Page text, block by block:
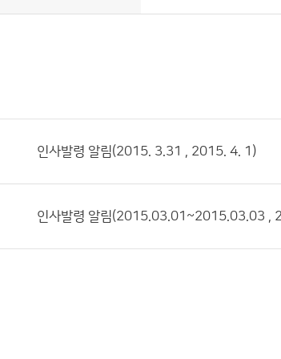
인사발령 알림(2015. 3.31 , 2015. 4. 1)
인사발령 알림(2015.03.01~2015.03.03 ,